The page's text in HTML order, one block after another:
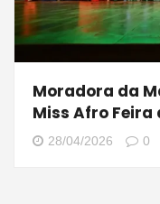
Moradora da
Miss Afro Feira
28/04/2026 0